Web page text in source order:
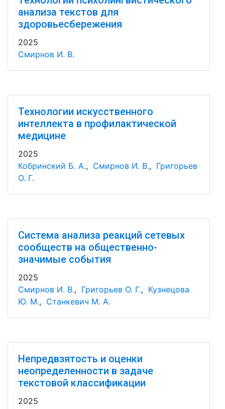
анализа текстов для
здоровьесбережения
2025
Смирнов И. В.
Технологии искусственного
интеллекта в профилактической
медицине
2025
Кобринский Б. А., Смирнов И. В., Григорьев
О. Г.
Система анализа реакций сетевых
сообществ на общественно-
значимые события
2025
Смирнов И. В., Григорьев О. Г., Кузнецова
Ю. М., Станкевич М. А.
Непредвзятость и оценки
неопределенности в задаче
текстовой классификации
2025